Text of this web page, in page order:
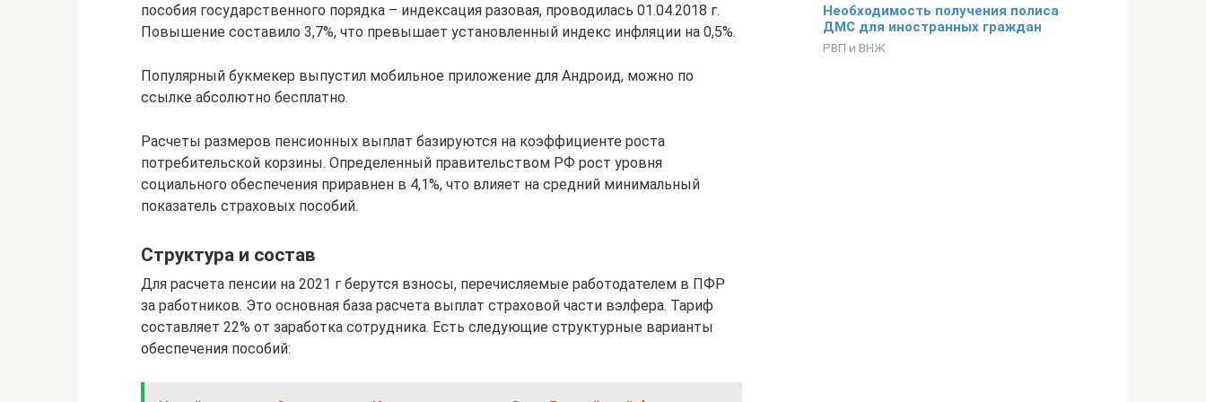
пособия государственного порядка – индексация разовая, проводилась 01.04.2018 г.
Повышение составило 3,7%, что превышает установленный индекс инфляции на 0,5%.
Популярный букмекер выпустил мобильное приложение для Андроид, можно по
ссылке абсолютно бесплатно.
Расчеты размеров пенсионных выплат базируются на коэффициенте роста
потребительской корзины. Определенный правительством РФ рост уровня
социального обеспечения приравнен в 4,1%, что влияет на средний минимальный
показатель страховых пособий.
Структура и состав
Для расчета пенсии на 2021 г берутся взносы, перечисляемые работодателем в ПФР
за работников. Это основная база расчета выплат страховой части вэлфера. Тариф
составляет 22% от заработка сотрудника. Есть следующие структурные варианты
обеспечения пособий:
Необходимость получения полиса
ДМС для иностранных граждан
РВП и ВНЖ